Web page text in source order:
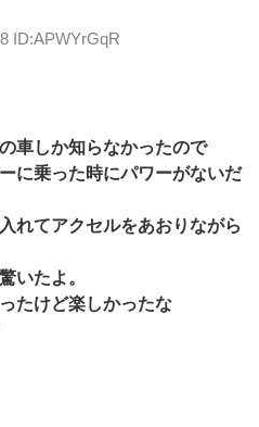
ID:APWYrGqR
車しか知らなかったので
に乗った時にパワーがないだ
れてアクセルをあおりながら
いたよ。
たけど楽しかったな